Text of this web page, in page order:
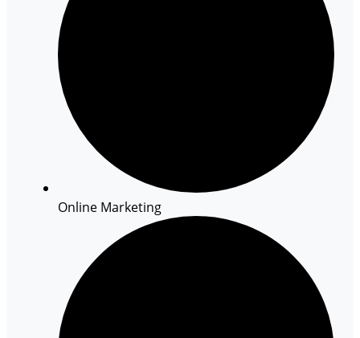
Online Marketing